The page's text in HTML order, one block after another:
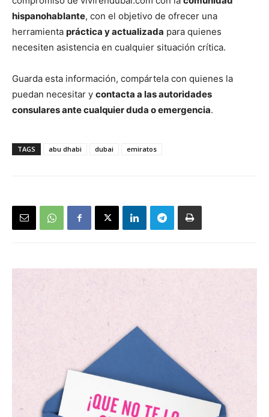
hispanohablante, con el objetivo de ofrecer una
herramienta práctica y actualizada para quienes
necesiten asistencia en cualquier situación crítica.
Guarda esta información, compártela con quienes la
puedan necesitar y contacta a las autoridades
consulares ante cualquier duda o emergencia.
TAGS abu dhabi dubai emiratos